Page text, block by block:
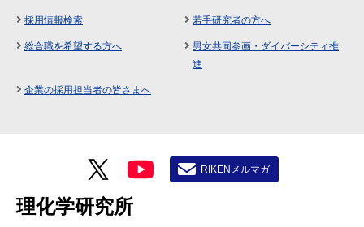
採用情報検索 若手研究者の方へ
総合職を希望する方へ
男女共同参画・ダイバーシティ推
進
企業の採用担当者の皆さまへ
理化学研究所
RIKENメルマガ